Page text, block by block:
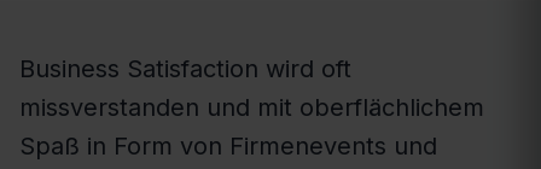
Business Satisfaction wird oft
missverstanden und mit oberflächlichem
Spaß in Form von Firmenevents und